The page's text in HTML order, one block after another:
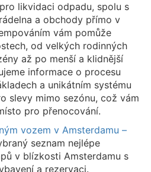
likvidaci odpadu, spolu s
a obchody přímo v
vám pomůže
od velkých rodinných
až po menší a klidnější
informace o procesu
a unikátním systému
slevy mimo sezónu, což vám
pro přenocování.
vozem v Amsterdamu –
seznam nejlépe
v blízkosti Amsterdamu s
a rezervaci.